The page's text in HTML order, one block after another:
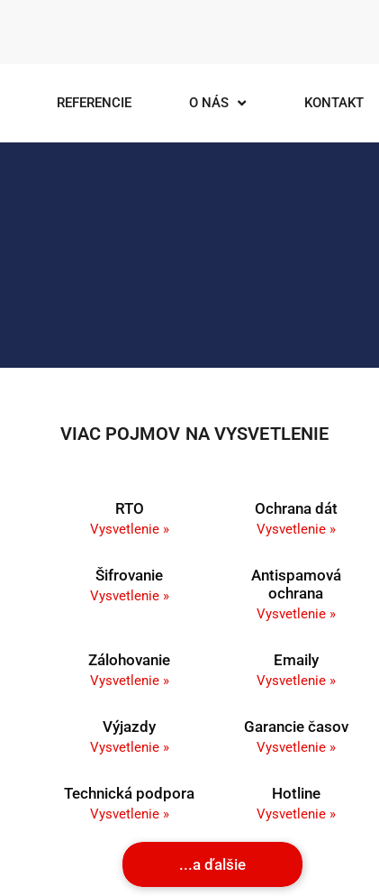
REFERENCIE O NÁS KONTAKT
VIAC POJMOV NA VYSVETLENIE
RTO
Vysvetlenie »
Ochrana dát
Vysvetlenie »
Šifrovanie
Vysvetlenie »
Antispamová
ochrana
Vysvetlenie »
Zálohovanie
Vysvetlenie »
Emaily
Vysvetlenie »
Výjazdy
Vysvetlenie »
Garancie časov
Vysvetlenie »
Technická podpora
Vysvetlenie »
Hotline
Vysvetlenie »
...a ďalšie